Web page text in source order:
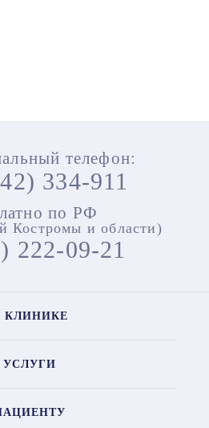
телефон:
334-911
по РФ
Костромы и области)
222-09-21
КЛИНИКЕ
УСЛУГИ